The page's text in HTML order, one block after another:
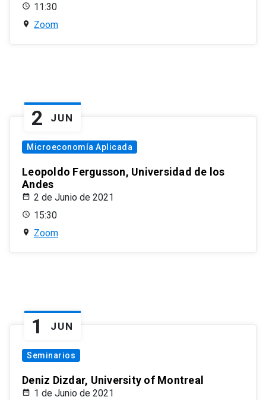
11:30
Zoom
2 JUN
Microeconomía Aplicada
Leopoldo Fergusson, Universidad de los
Andes
2 de Junio de 2021
15:30
Zoom
1 JUN
Seminarios
Deniz Dizdar, University of Montreal
1 de Junio de 2021